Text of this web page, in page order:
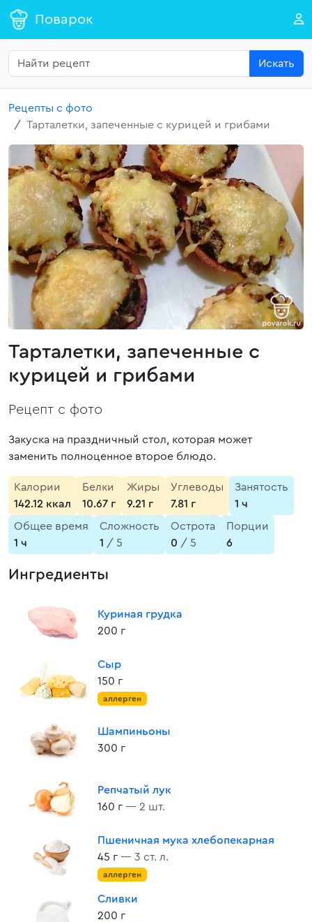
Поварок
Искать
Рецепты с фото
Тарталетки, запеченные с курицей и грибами
Тарталетки, запеченные с
курицей и грибами
Рецепт с фото
Закуска на праздничный стол, которая может
заменить полноценное второе блюдо.
Калории
142.12 ккал
Белки
10.67 г
Жиры
9.21 г
Углеводы
7.81 г
Занятость
1 ч
Общее время
1 ч
Сложность
1 / 5
Острота
0 / 5
Порции
6
Ингредиенты
Куриная грудка
200 г
Сыр
150 г
аллерген
Шампиньоны
300 г
Репчатый лук
160 г — 2 шт.
Пшеничная мука хлебопекарная
45 г — 3 ст. л.
аллерген
Сливки
200 г